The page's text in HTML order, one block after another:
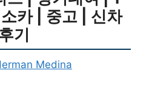
카 | 중고 | 신차
기
Medina